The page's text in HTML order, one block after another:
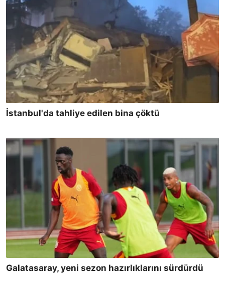
İstanbul'da tahliye edilen bina çöktü
Galatasaray, yeni sezon hazırlıklarını sürdürdü